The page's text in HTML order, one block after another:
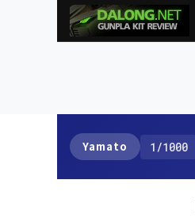
Yamato 1/1000